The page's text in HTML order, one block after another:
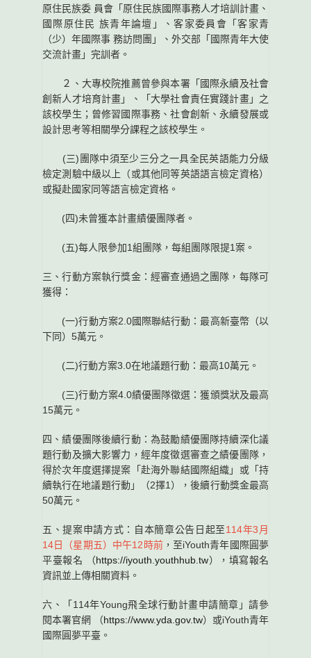
原住民族委 員會「原住民族國際事務人才培訓計畫、
國際原住民 族青年論壇」、客家委員會「客家青
（少）年國際事 務訪問團」、外交部「國際青年大使
交流計畫」完訓者。
２、大專校院推薦曾參與本署「國際永續及社會
創新人才培育計畫」、「大學社會責任實踐計畫」之
該校學生；曾修習國際事務、社會創新、永續發展或
設計思考等相關學分課程之該校學生。
(三)團隊中須至少三分之一具全民英語能力分級
檢定測驗中級以上（或其他同等英語語言檢定資格）
或擬赴國家同等語言檢定資格。
(四)未曾獲本計畫績優團隊者。
(五)每人限參加1組團隊，每組團隊限提1案。
三、行動方案執行獎金：經審查通過之團隊，每隊可
獲得：
(一)行動方案2.0國際聯結行動：最高新臺幣（以
下同）5萬元。
(二)行動方案3.0在地議題行動：最高10萬元。
(三)行動方案4.0績優團隊徵選：獲頒獎狀及最高
15萬元。
四、績優團隊後續行動：為鼓勵績優團隊持續深化議
題行動及擴大影響力，經年度徵選審查之績優團隊，
得於次年度選擇提案「赴海外聯結國際組織」或「持
續執行在地議題行動」（2擇1），後續行動獎金最高
50萬元。
五、提案申請方式：自本簡章公告日起至114年3月
14日（星期五）中午12時前，至iYouth青年國際圓夢
平臺報名 （https://iyouth.youthhub.tw），填寫報名
資訊並上傳相關資料。
六、「114年Young飛全球行動計畫申請簡章」請參
閱本署官網 （https://www.yda.gov.tw）或iYouth青年
國際圓夢平臺。